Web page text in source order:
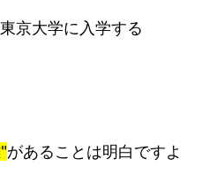
京大学に入学する
があることは明白ですよ